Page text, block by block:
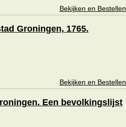
Bekijken en Bestellen
Groningen, 1765.
Bekijken en Bestellen
Een bevolkingslijst